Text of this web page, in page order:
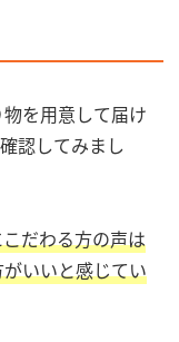
を用意して届け
認してみまし
こだわる方の声は
いいと感じてい